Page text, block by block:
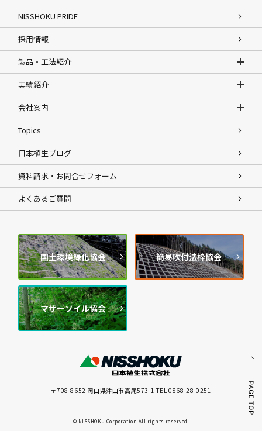
NISSHOKU PRIDE
採用情報
製品・工法紹介
実績紹介
会社案内
Topics
日本植生ブログ
資料請求・お問合せフォーム
よくあるご質問
国土環境緑化協会 簡易吹付法枠協会
マザーソイル協会
〒708-8652 岡山県津山市高尾573-1 TEL 0868-28-0251
© NISSHOKU Corporation All rights reserved.